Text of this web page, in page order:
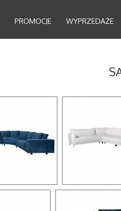
PROMOCJE WYPRZEDAŻE